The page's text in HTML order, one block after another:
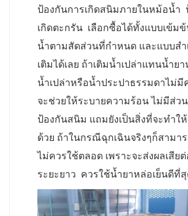
ป้องกันการเกิดสนิมภายในหม้อน้ำ
เกิดตะกรัน เลือกซื้อได้ทั้งแบบเข้ม
น้ำตามสัดส่วนที่กำหนด และแบบสำ
เติมได้เลย ถ้าเติมน้ำเปล่าแทนน้ำย
น้ำเปล่าหรือน้ำประปาธรรมดาไม่
จะช่วยให้ระบายความร้อน ไม่มีส่ว
ป้องกันสนิม แถมยังเป็นสิ่งที่จะทำใ
ด้วย ถ้าในกรณีฉุกเฉินจริงๆก็สามา
ไม่ควรใช้ตลอด เพราะจะส่งผลเสีย
ระยะยาว ควรใช้น้ำยาหล่อเย็นดีที่